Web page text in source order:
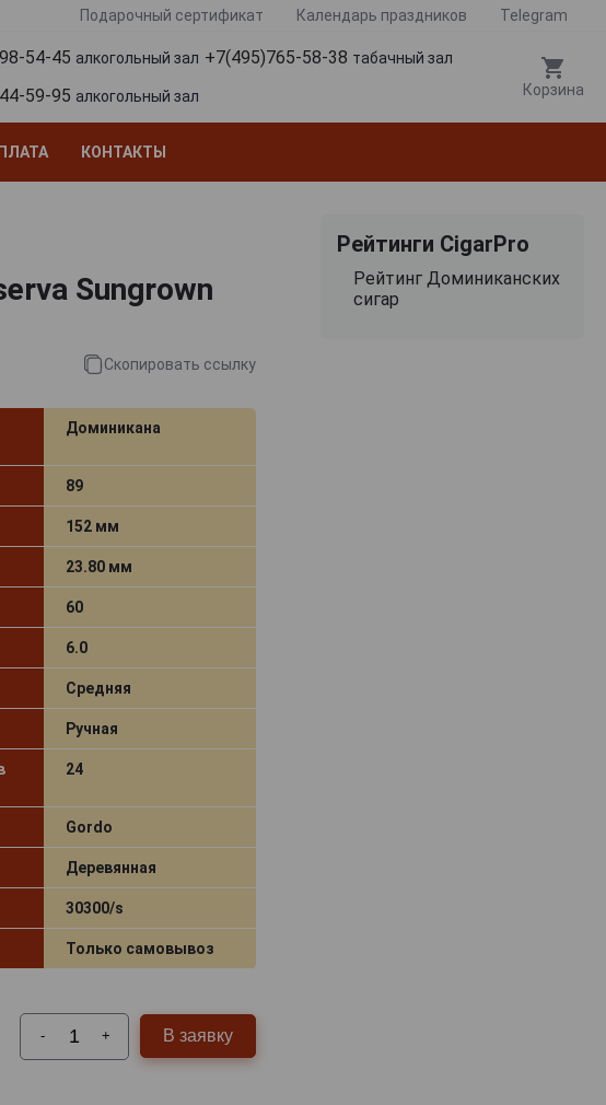
Подарочный сертификат Календарь праздников Telegram
54-45 алкогольный зал +7(495)765-58-38 табачный зал
59-95 алкогольный зал Корзина
КОНТАКТЫ
Sungrown
Скопировать ссылку
Доминикана
89
152 мм
23.80 мм
60
6.0
Средняя
Ручная
24
Gordo
Деревянная
30300/s
Только самовывоз
- + В заявку
Рейтинги CigarPro
Рейтинг Доминиканских
сигар